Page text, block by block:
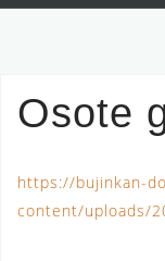
Osote
https://bujinkan-
content/uploads/